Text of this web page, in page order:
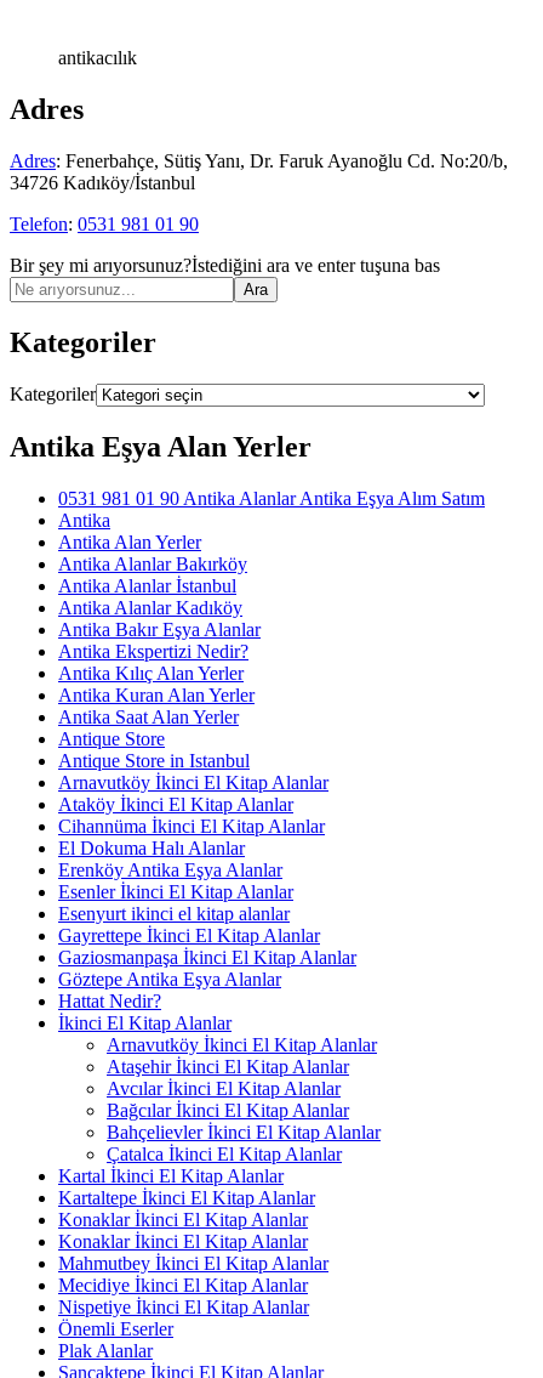
antikacılık
Adres
Adres: Fenerbahçe, Sütiş Yanı, Dr. Faruk Ayanoğlu Cd. No:20/b,
34726 Kadıköy/İstanbul
Telefon: 0531 981 01 90
Bir şey mi arıyorsunuz?İstediğini ara ve enter tuşuna bas
Kategoriler
Kategoriler
Antika Eşya Alan Yerler
0531 981 01 90 Antika Alanlar Antika Eşya Alım Satım
Antika
Antika Alan Yerler
Antika Alanlar Bakırköy
Antika Alanlar İstanbul
Antika Alanlar Kadıköy
Antika Bakır Eşya Alanlar
Antika Ekspertizi Nedir?
Antika Kılıç Alan Yerler
Antika Kuran Alan Yerler
Antika Saat Alan Yerler
Antique Store
Antique Store in Istanbul
Arnavutköy İkinci El Kitap Alanlar
Ataköy İkinci El Kitap Alanlar
Cihannüma İkinci El Kitap Alanlar
El Dokuma Halı Alanlar
Erenköy Antika Eşya Alanlar
Esenler İkinci El Kitap Alanlar
Esenyurt ikinci el kitap alanlar
Gayrettepe İkinci El Kitap Alanlar
Gaziosmanpaşa İkinci El Kitap Alanlar
Göztepe Antika Eşya Alanlar
Hattat Nedir?
İkinci El Kitap Alanlar
Arnavutköy İkinci El Kitap Alanlar
Ataşehir İkinci El Kitap Alanlar
Avcılar İkinci El Kitap Alanlar
Bağcılar İkinci El Kitap Alanlar
Bahçelievler İkinci El Kitap Alanlar
Çatalca İkinci El Kitap Alanlar
Kartal İkinci El Kitap Alanlar
Kartaltepe İkinci El Kitap Alanlar
Konaklar İkinci El Kitap Alanlar
Konaklar İkinci El Kitap Alanlar
Mahmutbey İkinci El Kitap Alanlar
Mecidiye İkinci El Kitap Alanlar
Nispetiye İkinci El Kitap Alanlar
Önemli Eserler
Plak Alanlar
Sancaktepe İkinci El Kitap Alanlar